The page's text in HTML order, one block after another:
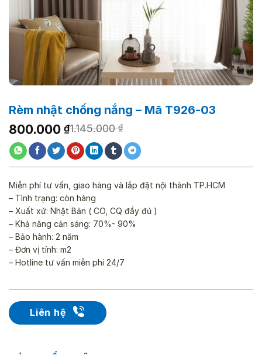
Rèm nhật chống nắng – Mã T926-03
1.145.000₫
Giá
gốc
là:
1.145.000 ₫.
800.000 ₫
Giá
hiện
tại
là:
800.000 ₫.
Liên hệ
Miễn phí tư vấn, giao hàng và lắp đặt nội thành TP.HCM
– Tình trạng: còn hàng
– Xuất xứ: Nhật Bản ( CO, CQ đầy đủ )
– Khả năng cản sáng: 70%- 90%
– Bảo hành: 2 năm
– Đơn vị tính: m2
– Hotline tư vấn miễn phí 24/7